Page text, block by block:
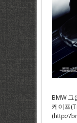
BMW 그
케이프
(http://